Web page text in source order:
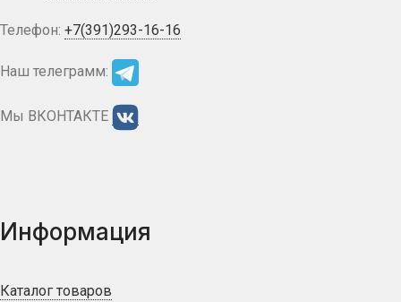
Телефон: +7(391)293-16-16
Наш телеграмм:
Мы ВКОНТАКТЕ
Информация
Каталог товаров